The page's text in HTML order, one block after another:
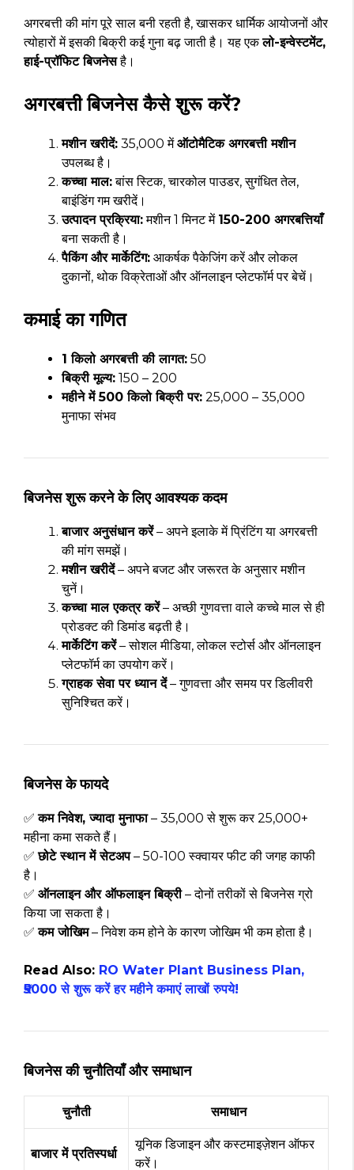
अगरबत्ती की मांग पूरे साल बनी रहती है, खासकर धार्मिक आयोजनों और
त्योहारों में इसकी बिक्री कई गुना बढ़ जाती है। यह एकलो-इन्वेस्टमेंट,
हाई-प्रॉफिट बिजनेसहै।
अगरबत्ती बिजनेस कैसे शुरू करें?
मशीन खरीदें: ₹35,000 मेंऑटोमैटिक अगरबत्ती मशीन
उपलब्ध है।
कच्चा माल:बांस स्टिक, चारकोल पाउडर, सुगंधित तेल,
बाइंडिंग गम खरीदें।
उत्पादन प्रक्रिया:मशीन 1 मिनट में 150-200 अगरबत्तियाँ
बना सकती है।
पैकिंग और मार्केटिंग: आकर्षक पैकेजिंग करें और लोकल
दुकानों, थोक विक्रेताओं और ऑनलाइन प्लेटफॉर्म पर बेचें।
कमाई का गणित
1 किलो अगरबत्ती की लागत: ₹50
बिक्री मूल्य: ₹150 – ₹200
महीने में 500 किलो बिक्री पर: ₹25,000 – ₹35,000
मुनाफा संभव
बिजनेस शुरू करने के लिए आवश्यक कदम
बाजार अनुसंधान करें– अपने इलाके में प्रिंटिंग या अगरबत्ती
की मांग समझें।
मशीन खरीदें– अपने बजट और जरूरत के अनुसार मशीन
चुनें।
कच्चा माल एकत्र करें– अच्छी गुणवत्ता वाले कच्चे माल से ही
प्रोडक्ट की डिमांड बढ़ती है।
मार्केटिंग करें– सोशल मीडिया, लोकल स्टोर्स और ऑनलाइन
प्लेटफॉर्म का उपयोग करें।
ग्राहक सेवा पर ध्यान दें– गुणवत्ता और समय पर डिलीवरी
सुनिश्चित करें।
बिजनेस के फायदे
✅कम निवेश, ज्यादा मुनाफा– ₹35,000 से शुरू कर ₹25,000+
महीना कमा सकते हैं।
✅छोटे स्थान में सेटअप– 50-100 स्क्वायर फीट की जगह काफी
है।
✅ ऑनलाइन और ऑफलाइन बिक्री– दोनों तरीकों से बिजनेस ग्रो
किया जा सकता है।
✅कम जोखिम– निवेश कम होने के कारण जोखिम भी कम होता है।
Read Also: RO Water Plant Business Plan,
₹5000 से शुरू करें हर महीने कमाएं लाखों रुपये!
बिजनेस की चुनौतियाँ और समाधान
चुनौती समाधान
बाजार में प्रतिस्पर्धा
यूनिक डिजाइन और कस्टमाइज़ेशन ऑफर
करें।